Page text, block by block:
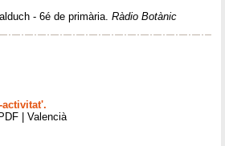
- 6é de primària.Ràdio Botànic
activitat'.
| Valencià